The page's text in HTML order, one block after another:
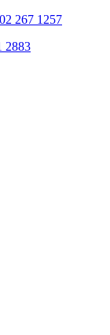
267 1257
2883